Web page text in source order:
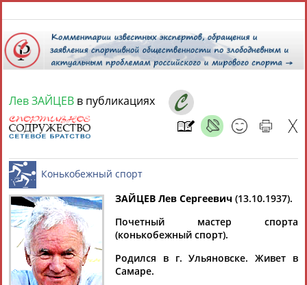
7 августа 2026 года,02:32
13181
Аслаудин
АБАЕВ
Елена
АБАИМОВА
Мария
АБАКУМОВА
Юлия
АБАЛАКИНА
Лев ЗАЙЦЕВ в публикациях
Конькобежный спорт
ЗАЙЦЕВ Лев Сергеевич (13.10.1937).
Почетный мастер спорта
(конькобежный спорт).
Родился в г. Ульяновске. Живет в
Самаре.